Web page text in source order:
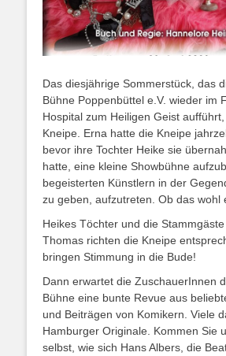
Das diesjährige Sommerstück, das
Bühne Poppenbüttel e.V. wieder im
Hospital zum Heiligen Geist
Kneipe. Erna hatte die Kneipe
bevor ihre Tochter Heike sie
hatte, eine kleine Showbühne
begeisterten Künstlern in der
zu geben, aufzutreten. Ob das wohl
Heikes Töchter und die
Thomas richten die Kneipe
bringen Stimmung in die Bude!
Dann erwartet die ZuschauerInnen
Bühne eine bunte Revue aus
und Beiträgen von Komikern. Viele
Hamburger Originale. Kommen Sie
selbst, wie sich Hans Albers, die